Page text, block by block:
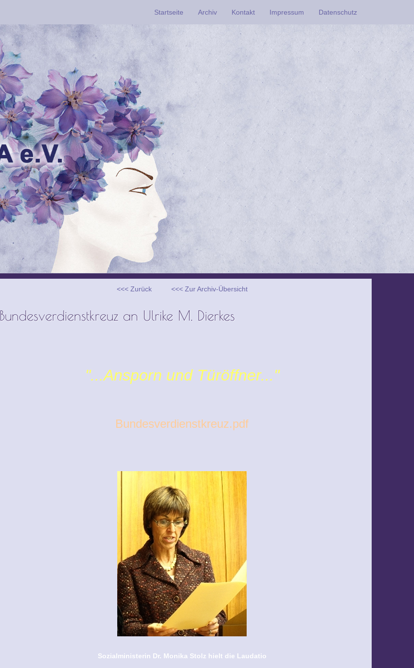
Startseite Archiv Kontakt Impressum Datenschutz
<<< Zurück <<< Zur Archiv-Übersicht
Bundesverdienstkreuz an Ulrike M. Dierkes
"...Ansporn und Türöffner..."
Bundesverdienstkreuz.pdf
Sozialministerin Dr. Monika Stolz hielt die Laudatio